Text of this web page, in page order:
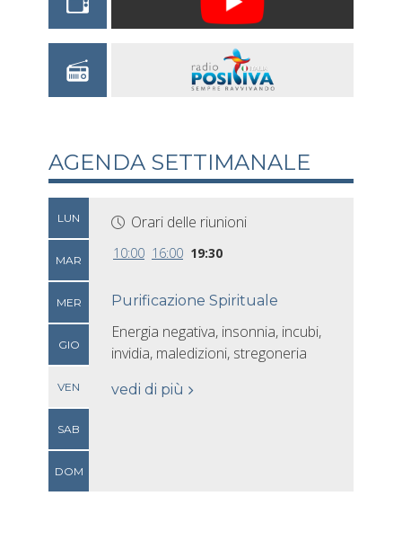
AGENDA SETTIMANALE
LUN
MAR
MER
GIO
VEN
SAB
DOM
Orari delle riunioni
10:00 16:00 19:30
Purificazione Spirituale
Energia negativa, insonnia, incubi,
invidia, maledizioni, stregoneria
vedi di più